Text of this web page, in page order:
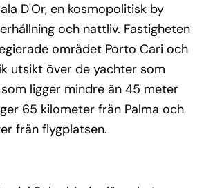
D'Or, en kosmopolitisk by
och nattliv. Fastigheten
området Porto Cari och
utsikt över de yachter som
ligger mindre än 45 meter
65 kilometer från Palma och
från flygplatsen.